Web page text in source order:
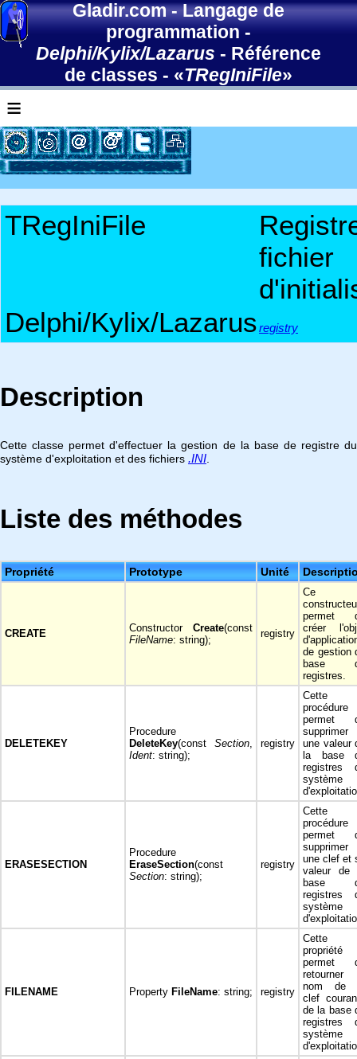
Gladir.com-Langage de
programmation-
Delphi/Kylix/Lazarus - Référence
de classes - «TRegIniFile»
≡
TRegIniFile
fichier
Delphi/Kylix/Lazarusregistry
Description
Cette classe permet d'effectuer la gestion de la base de registre du
système d'exploitation et des fichiers .INI
Liste des méthodes
Propriété Prototype Unité
CREATE Constructor Create(const
FileName: string);
registry
Ce
permet
créer
de gestion
base
registres.
DELETEKEY
Procedure
DeleteKey(const Section,
Ident: string);
registry
Cette
procédure
permet
supprimer
une valeur
la base
registres
système
ERASESECTION
Procedure
EraseSection(const
Section: string);
registry
Cette
procédure
permet
supprimer
une clef et
valeur de
base
registres
système
FILENAME Property FileName: string; registry
Cette
propriété
permet
retourner
nom de
clef
de la base
registres
système